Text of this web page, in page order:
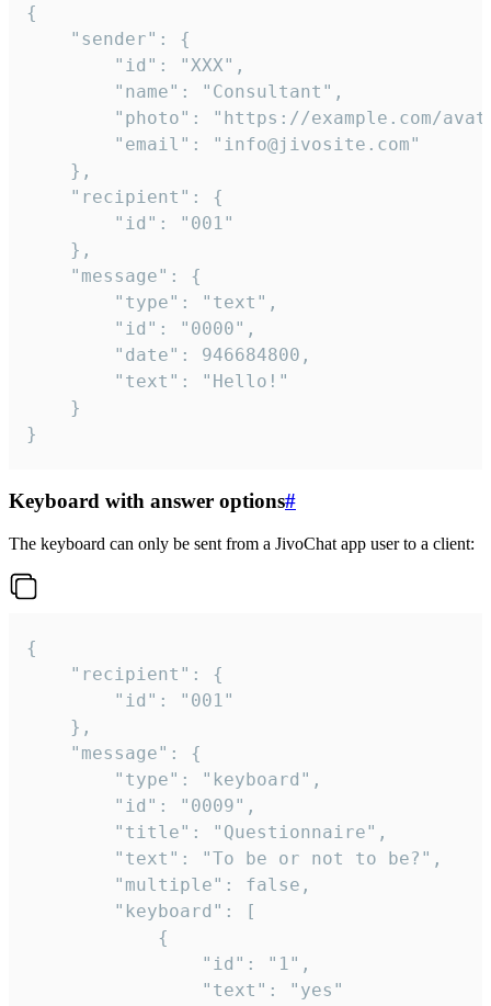
{
}
Keyboard with answer options#
The keyboard can only be sent from a JivoChat app user to a client:
{